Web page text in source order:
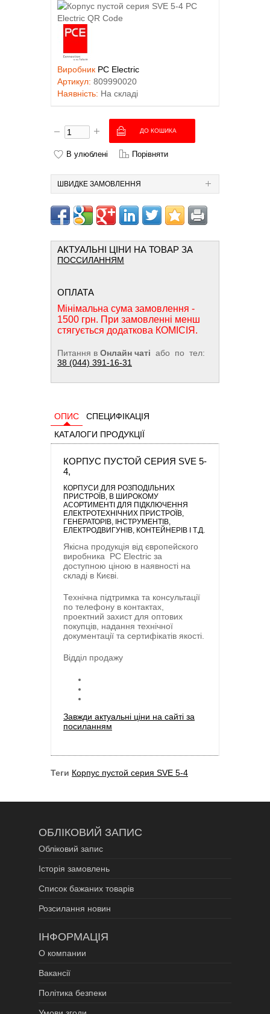
Виробник PC Electric
Артикул: 809990020
Наявність: На складі
В улюблені Порівняти
ШВИДКЕ ЗАМОВЛЕННЯ
АКТУАЛЬНІ ЦІНИ НА ТОВАР ЗА
ПОССИЛАННЯМ
ОПЛАТА
Мінімальна сума замовлення -
1500 грн. При замовленні менш
стягується додаткова КОМІСІЯ.
Питання в Онлайн чаті або по тел:
38 (044) 391-16-31
ОПИС
СПЕЦИФІКАЦІЯ
КАТАЛОГИ ПРОДУКЦІЇ
КОРПУС ПУСТОЙ СЕРИЯ SVE 5-
4,
КОРПУСИ ДЛЯ РОЗПОДІЛЬНИХ
ПРИСТРОЇВ, В ШИРОКОМУ
АСОРТИМЕНТІ ДЛЯ ПІДКЛЮЧЕННЯ
ЕЛЕКТРОТЕХНІЧНИХ ПРИСТРОЇВ,
ГЕНЕРАТОРІВ, ІНСТРУМЕНТІВ,
ЕЛЕКТРОДВИГУНІВ, КОНТЕЙНЕРІВ І Т.Д.
Якісна продукція від європейского
виробника PC Electric за
доступною ціною в наявності на
складі в Києві.
Технічна підтримка та консультації
по телефону в контактах,
проектний захист для оптових
покупців, надання технічної
документації та сертифікатів якості.
Відділ продажу
Завжди актуальні ціни на сайті за
посиланням
Теги Корпус пустой серия SVE 5-4
ОБЛІКОВИЙ ЗАПИС
Обліковий запис
Історія замовлень
Список бажаних товарів
Розсилання новин
ІНФОРМАЦІЯ
О компании
Вакансії
Політика безпеки